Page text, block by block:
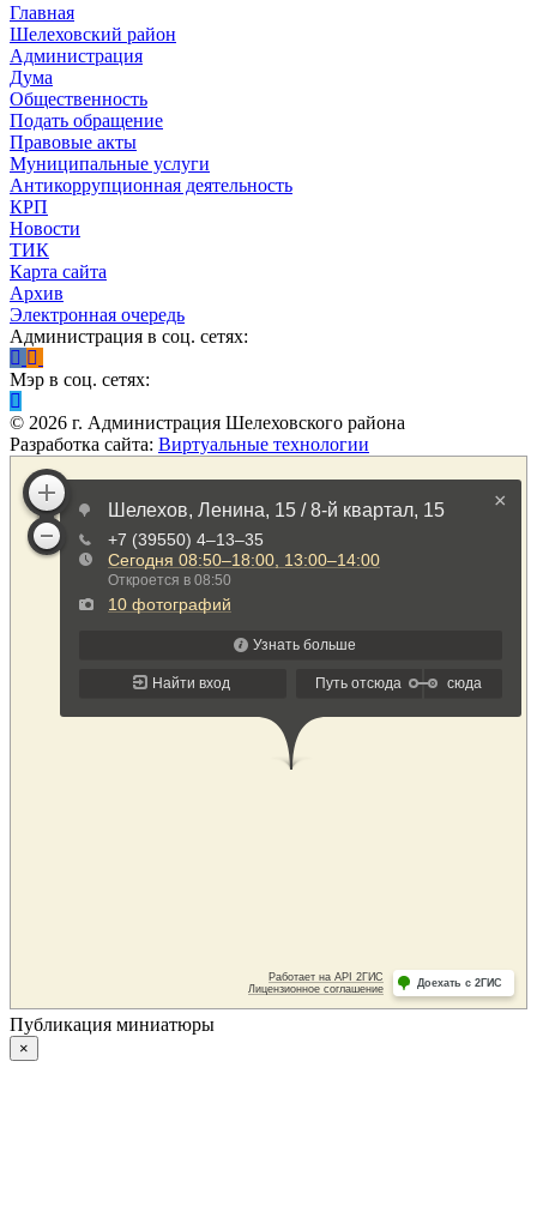
Главная
Шелеховский район
Администрация
Дума
Общественность
Подать обращение
Правовые акты
Муниципальные услуги
Антикоррупционная деятельность
КРП
Новости
ТИК
Карта сайта
Архив
Электронная очередь
Администрация в соц. сетях:
Мэр в соц. сетях:
© 2026 г. Администрация Шелеховского района
Разработка сайта: Виртуальные технологии
Публикация миниатюры
×